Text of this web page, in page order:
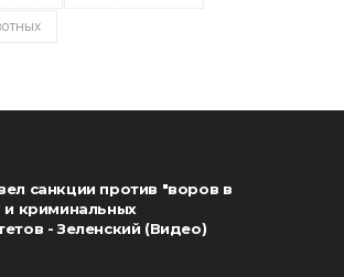
санкции против "воров в
и криминальных
- Зеленский (Видео)